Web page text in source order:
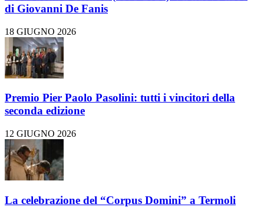
di Giovanni De Fanis
18 GIUGNO 2026
Premio Pier Paolo Pasolini: tutti i vincitori della
seconda edizione
12 GIUGNO 2026
La celebrazione del “Corpus Domini” a Termoli